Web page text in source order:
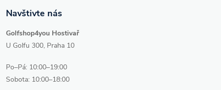
Navštivte nás
Golfshop4you Hostivař
U Golfu 300, Praha 10
Po–Pá: 10:00–19:00
Sobota: 10:00–18:00